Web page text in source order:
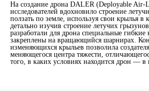
На создание дрона DALER (Deployable Air-
исследователей вдохновило строение
ползать по земле, используя свои крылья в
детально изучив строение летучих
разработали для дрона специальные
закреплены на вращающийся шарнирах.
изменяющихся крыльев позволила
меняющегося центра тяжести,
того, в каких условиях находится дрон — в